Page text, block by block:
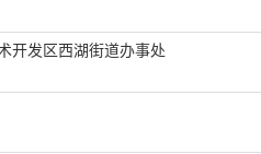
开发区西湖街道办事处